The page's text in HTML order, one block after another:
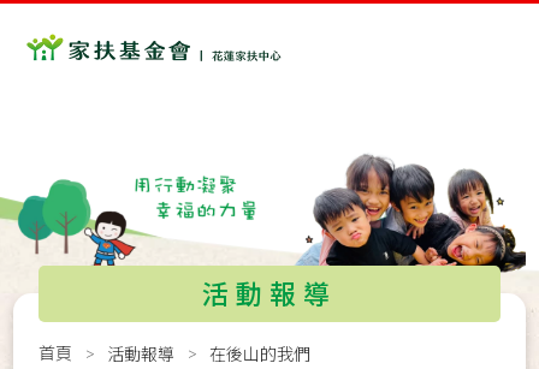
活動報導
首頁 活動報導
在後山的我們